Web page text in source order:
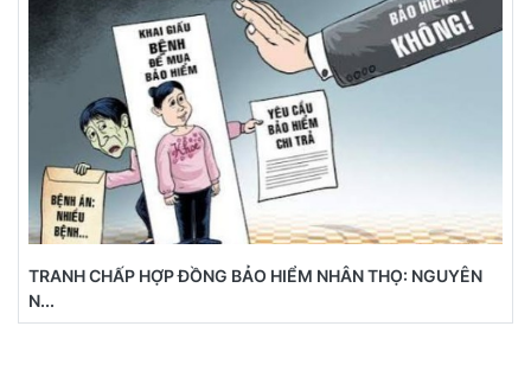
TRANH CHẤP HỢP ĐỒNG BẢO HIỂM NHÂN THỌ: NGUYÊN
N...